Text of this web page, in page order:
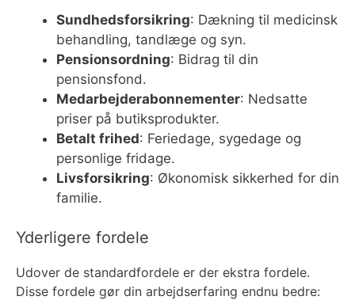
Sundhedsforsikring: Dækning til medicinsk
behandling, tandlæge og syn.
Pensionsordning: Bidrag til din
pensionsfond.
Medarbejderabonnementer: Nedsatte
priser på butiksprodukter.
Betalt frihed: Feriedage, sygedage og
personlige fridage.
Livsforsikring: Økonomisk sikkerhed for din
familie.
Yderligere fordele
Udover de standardfordele er der ekstra fordele.
Disse fordele gør din arbejdserfaring endnu bedre: